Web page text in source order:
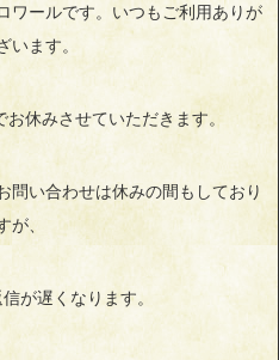
ワールです。いつもご利用ありが
います。
お休みさせていただきます。
問い合わせは休みの間もしており
が、
が遅くなります。